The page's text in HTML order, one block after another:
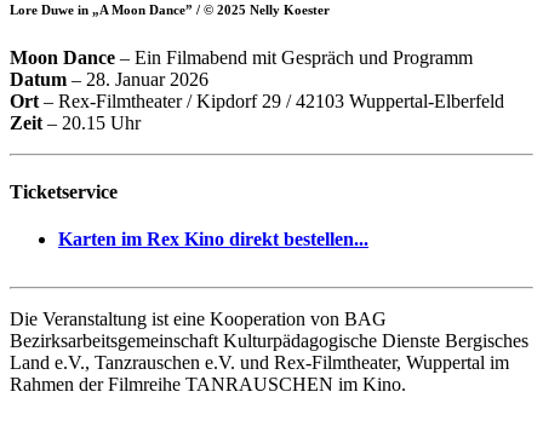
Lore Duwe in „A Moon Dance” / © 2025 Nelly Koester
Moon Dance – Ein Filmabend mit Gespräch und Programm
Datum – 28. Januar 2026
Ort – Rex-Filmtheater / Kipdorf 29 / 42103 Wuppertal-Elberfeld
Zeit – 20.15 Uhr
Ticketservice
Karten im Rex Kino direkt bestellen...
Die Veranstaltung ist eine Kooperation von BAG
Bezirksarbeitsgemeinschaft Kulturpädagogische Dienste Bergisches
Land e.V., Tanzrauschen e.V. und Rex-Filmtheater, Wuppertal im
Rahmen der Filmreihe TANRAUSCHEN im Kino.